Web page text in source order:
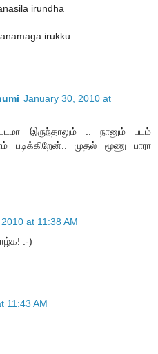
irundha
irukku
January 30, 2010 at
படமா இருந்தாலும் .. நானும் படம்
படிக்கிறேன்.. முதல் மூணு பாரா
at 11:38 AM
:-)
11:43 AM